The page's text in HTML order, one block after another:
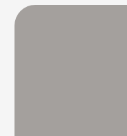
her kesiminde varlar ve
karışık ve benzersiz bir